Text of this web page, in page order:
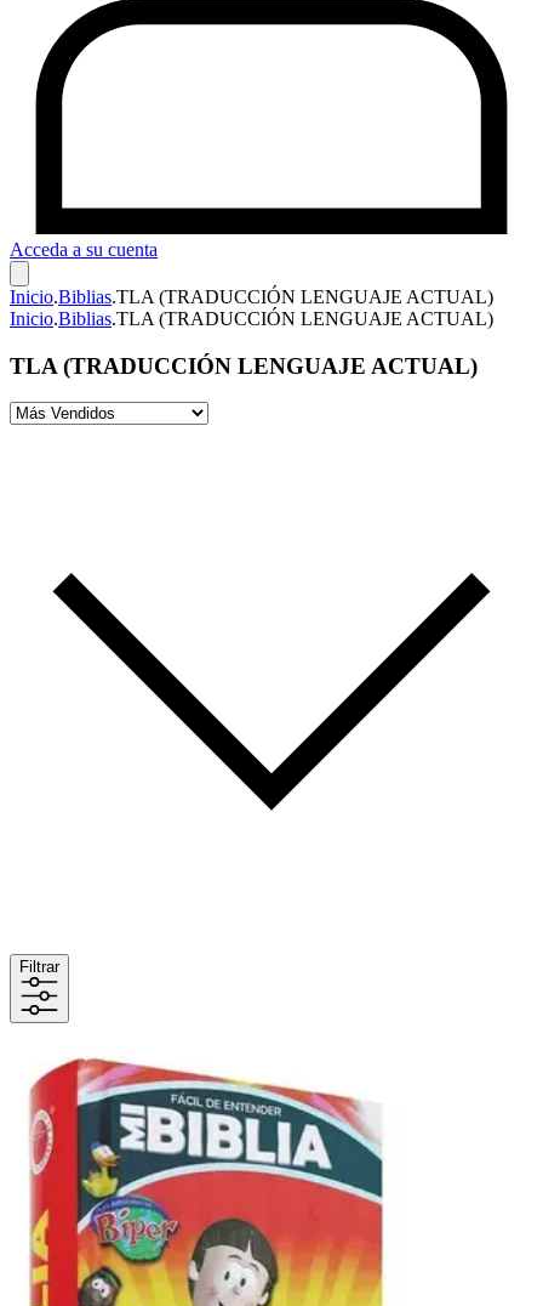
Acceda a su cuenta
Inicio.Biblias.TLA (TRADUCCIÓN LENGUAJE ACTUAL)
Inicio.Biblias.TLA (TRADUCCIÓN LENGUAJE ACTUAL)
TLA (TRADUCCIÓN LENGUAJE ACTUAL)
Filtrar